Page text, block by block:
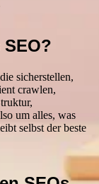
sicherstellen,
crawlen,
um alles, was
selbst der beste